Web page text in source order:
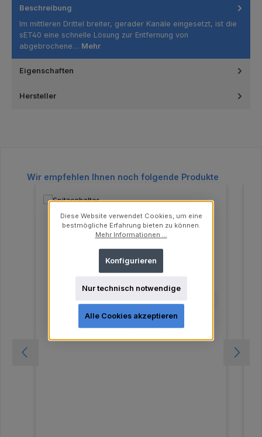
Beschreibung
Im mittleren Drittel breiter, gerader Kanäle eingesetzt, ist die
sET40 eine schnelle Lösung zur Entfernung von
abgebrochene… Mehr
Eigenschaften
Hersteller
Produktgalerie überspringen
Wir empfehlen Ihnen noch folgende Produkte
Spitzenhalter ohne Deckel
Diese Website verwendet Cookies, um eine
bestmögliche Erfahrung bieten zu können.
Mehr Informationen ...
Nur technisch notwendige
Konfigurieren
Alle Cookies akzeptieren